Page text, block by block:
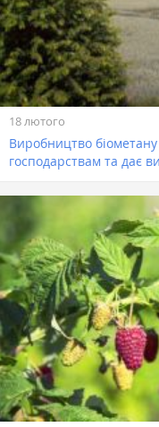
18 лютого
Виробництво
господарствам та дає